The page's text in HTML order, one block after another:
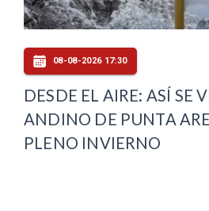
08-08-2026 17:30
DESDE EL AIRE: ASÍ SE
ANDINO DE PUNTA
PLENO INVIERNO